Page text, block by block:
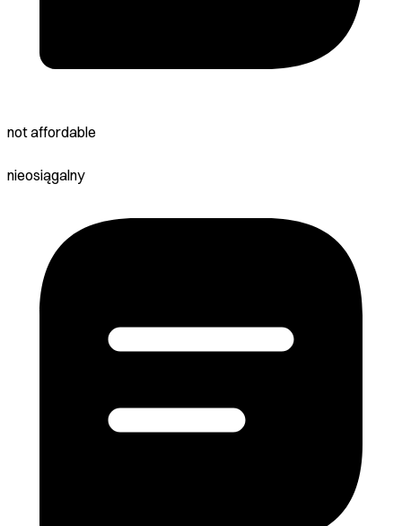
not affordable
nieosiągalny